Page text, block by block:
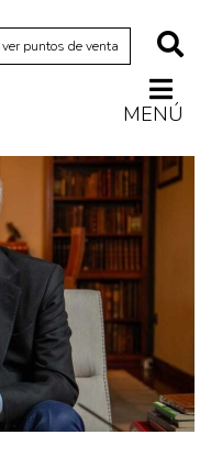
ver puntos de venta
MENÚ